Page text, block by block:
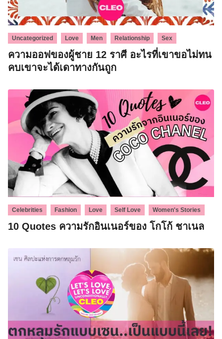
Uncategorized Love Men Relationship Sex
ความออฟของผู้ชาย 12 ราศี อะไรที่เขาขอไม่ทน
คบเขาจะได้เดาทางกันถูก
Celebrities Fashion Love Self Love Women's Stories
10 Quotes ความรักอินเนอร์ของ โกโก้ ชาเนล